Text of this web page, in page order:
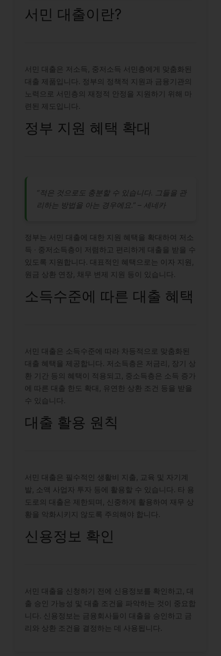
서민 대출이란?
서민 대출은 저소득, 중저소득 서민층에게 맞춤화된
대출 제품입니다. 정부의 정책적 지원과 금융기관의
노력으로 서민층의 재정적 안정을 지원하기 위해 마
련된 제도입니다.
정부 지원 혜택 확대
“적은 것으로도 충분할 수 있습니다. 그들을 관
리하는 방법을 아는 경우에요.” – 세네카
정부는 서민 대출에 대한 지원 혜택을 확대하여 저소
득 · 중저소득층이 저렴하고 편리하게 대출을 받을 수
있도록 지원합니다. 대표적인 혜택으로는 이자 지원,
원금 상환 연장, 채무 변제 지원 등이 있습니다.
소득수준에 따른 대출 혜택
서민 대출은 소득수준에 따라 차등적으로 맞춤화된
대출 혜택을 제공합니다. 저소득층은 저금리, 장기 상
환 기간 등의 혜택이 적용되고, 중소득층은 소득 증가
에 따른 대출 한도 확대, 유연한 상환 조건 등을 받을
수 있습니다.
대출 활용 원칙
서민 대출은 필수적인 생활비 지출, 교육 및 자기계
발, 소액 사업자 투자 등에 활용할 수 있습니다. 타 용
도로의 대출은 제한되며, 신중하게 활용하여 재무 상
황을 악화시키지 않도록 주의해야 합니다.
신용정보 확인
서민 대출을 신청하기 전에 신용정보를 확인하고, 대
출 승인 가능성 및 대출 조건을 파악하는 것이 중요합
니다. 신용정보는 금융회사들이 대출을 승인하고 금
리와 상환 조건을 결정하는 데 사용됩니다.